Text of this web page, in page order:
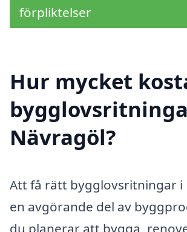
förpliktelser
Hur mycket
Nävragöl?
Att få rätt bygglovsritningar i
en avgörande del av
du planerar att bygga,